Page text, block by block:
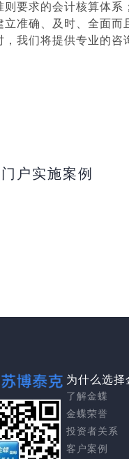
则要求的会计核算体
立准确、及时、全面
，我们将提供专业的
户实施案例
为什么选择
了解金蝶
金蝶荣誉
投资者关系
客户案例